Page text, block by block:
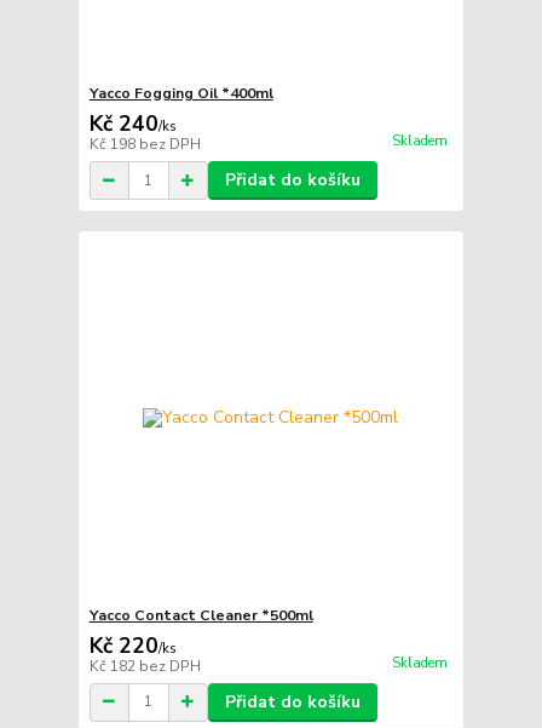
Yacco Fogging Oil *400ml
Kč 240/ks
Kč 198 bez DPH Skladem
Přidat do košíku
Yacco Contact Cleaner *500ml
Kč 220/ks
Kč 182 bez DPH Skladem
Přidat do košíku